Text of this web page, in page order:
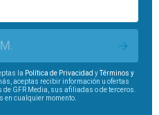
la Política de Privacidad yTérminos y
aceptas recibir información u ofertas
GFR Media, sus afiliadas o de terceros.
en cualquier momento.